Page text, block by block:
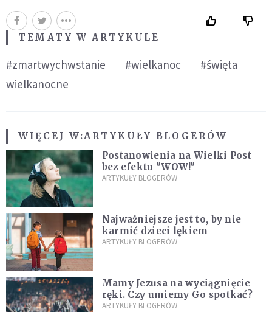
TEMATY W ARTYKULE
#zmartwychwstanie #wielkanoc
#święta
wielkanocne
WIĘCEJ W:ARTYKUŁY BLOGERÓW
Postanowienia na Wielki Post
bez efektu "WOW!"
ARTYKUŁY BLOGERÓW
Najważniejsze jest to, by nie
karmić dzieci lękiem
ARTYKUŁY BLOGERÓW
Mamy Jezusa na wyciągnięcie
ręki. Czy umiemy Go spotkać?
ARTYKUŁY BLOGERÓW